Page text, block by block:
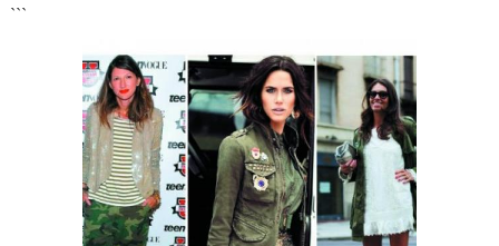
```